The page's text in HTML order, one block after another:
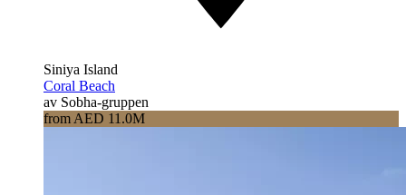
Siniya Island
Coral Beach
av Sobha-gruppen
from AED 11.0M